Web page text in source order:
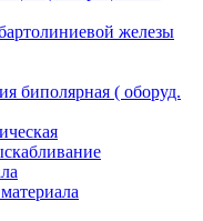
железы
биполярная ( оборуд.